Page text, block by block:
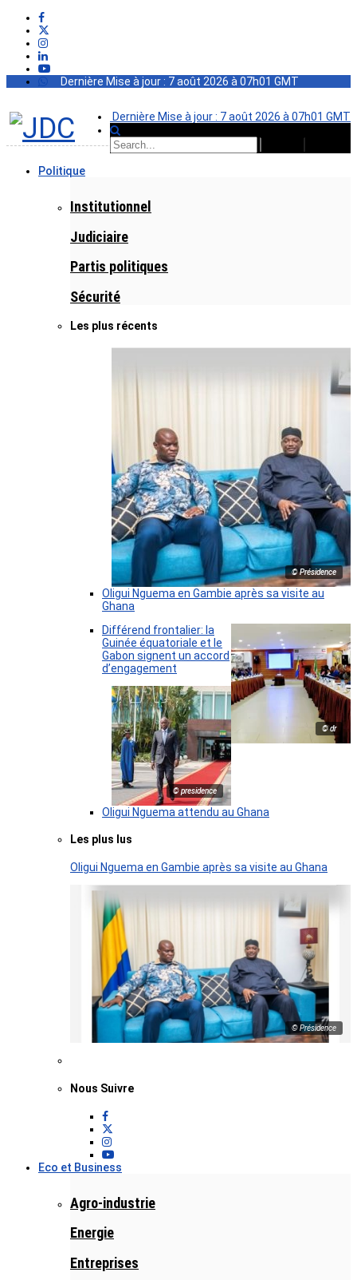
Dernière Mise à jour : 7 août 2026 à 07h01 GMT
Dernière Mise à jour : 7 août 2026 à 07h01 GMT
Politique
Institutionnel
Judiciaire
Partis politiques
Sécurité
Les plus récents
© Présidence
Oligui Nguema en Gambie après sa visite au
Ghana
© dr
Différend frontalier: la
Guinée équatoriale et le
Gabon signent un accord
d’engagement
© presidence
Oligui Nguema attendu au Ghana
Les plus lus
Oligui Nguema en Gambie après sa visite au Ghana
© Présidence
Nous Suivre
Eco et Business
Agro-industrie
Energie
Entreprises